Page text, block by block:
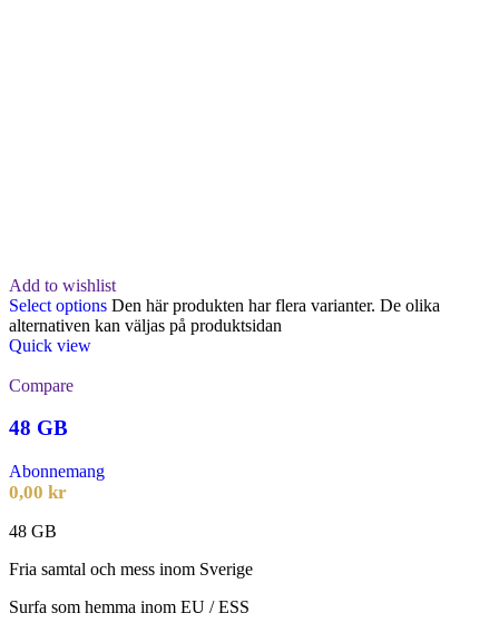
Add to wishlist
Select options Den här produkten har flera varianter. De olika
alternativen kan väljas på produktsidan
Quick view
Compare
48 GB
Abonnemang
0,00 kr
48 GB
Fria samtal och mess inom Sverige
Surfa som hemma inom EU / ESS